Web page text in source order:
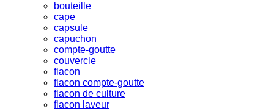
bouteille
cape
capsule
capuchon
compte-goutte
couvercle
flacon
flacon compte-goutte
flacon de culture
flacon laveur